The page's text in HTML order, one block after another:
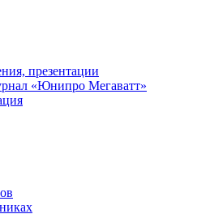
презентации
«Юнипро Мегаватт»